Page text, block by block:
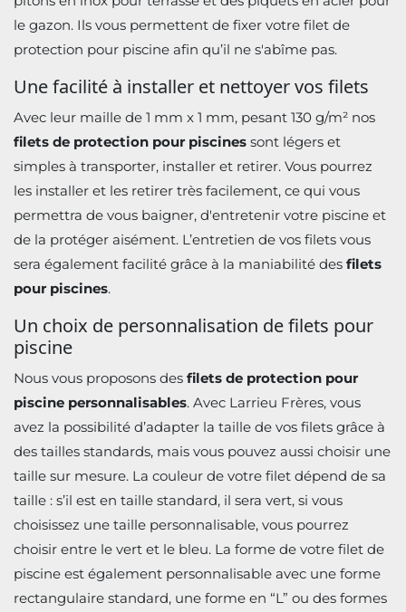
le gazon. Ils vous permettent de fixer votre filet de
protection pour piscine afin qu’il ne s'abîme pas.
Une facilité à installer et nettoyer vos filets
Avec leur maille de 1 mm x 1 mm, pesant 130 g/m² nos
filets de protection pour piscines sont légers et
simples à transporter, installer et retirer. Vous pourrez
les installer et les retirer très facilement, ce qui vous
permettra de vous baigner, d'entretenir votre piscine et
de la protéger aisément. L’entretien de vos filets vous
sera également facilité grâce à la maniabilité des filets
pour piscines.
Un choix de personnalisation de filets pour
piscine
Nous vous proposons des filets de protection pour
piscine personnalisables. Avec Larrieu Frères, vous
avez la possibilité d’adapter la taille de vos filets grâce à
des tailles standards, mais vous pouvez aussi choisir une
taille sur mesure. La couleur de votre filet dépend de sa
taille : s’il est en taille standard, il sera vert, si vous
choisissez une taille personnalisable, vous pourrez
choisir entre le vert et le bleu. La forme de votre filet de
piscine est également personnalisable avec une forme
rectangulaire standard, une forme en “L” ou des formes